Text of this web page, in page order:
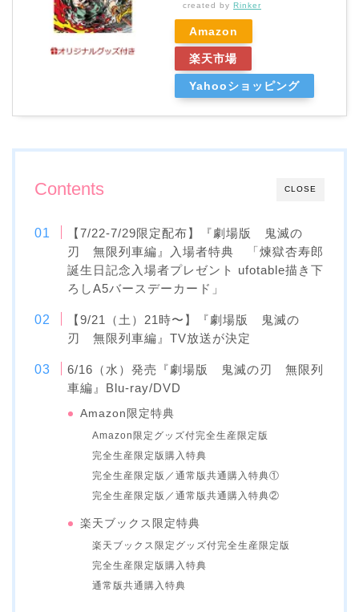
created by Rinker
Amazon
楽天市場
Yahooショッピング
CLOSE
Contents
【7/22-7/29限定配布】『劇場版 鬼滅の
刃 無限列車編』入場者特典 「煉獄杏寿郎
誕生日記念入場者プレゼント ufotable描き下
ろしA5バースデーカード」
【9/21（土）21時〜】『劇場版 鬼滅の
刃 無限列車編』TV放送が決定
6/16（水）発売『劇場版 鬼滅の刃 無限列
車編』Blu-ray/DVD
Amazon限定特典
Amazon限定グッズ付完全生産限定版
完全生産限定版購入特典
完全生産限定版／通常版共通購入特典①
完全生産限定版／通常版共通購入特典②
楽天ブックス限定特典
楽天ブックス限定グッズ付完全生産限定版
完全生産限定版購入特典
通常版共通購入特典